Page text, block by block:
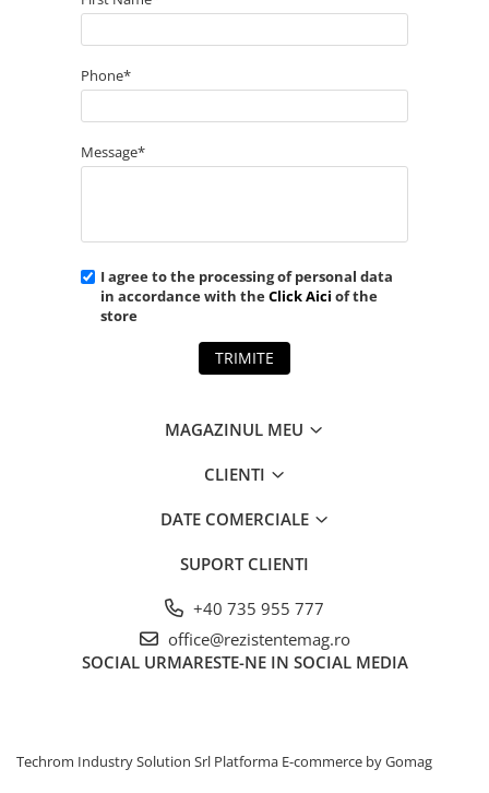
Phone*
Message*
I agree to the processing of personal data
in accordance with theClick Aici of the
store
TRIMITE
MAGAZINUL MEU
CLIENTI
DATE COMERCIALE
SUPORT CLIENTI
+40 735 955 777
office@rezistentemag.ro
SOCIAL URMARESTE-NE IN SOCIAL MEDIA
Techrom Industry Solution Srl Platforma E-commerce by Gomag